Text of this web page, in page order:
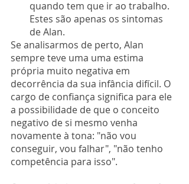
quando tem que ir ao trabalho.
Estes são apenas os sintomas
de Alan.
Se analisarmos de perto, Alan
sempre teve uma uma estima
própria muito negativa em
decorrência da sua infância difícil. O
cargo de confiança significa para ele
a possibilidade de que o conceito
negativo de si mesmo venha
novamente à tona: "não vou
conseguir, vou falhar", "não tenho
competência para isso".